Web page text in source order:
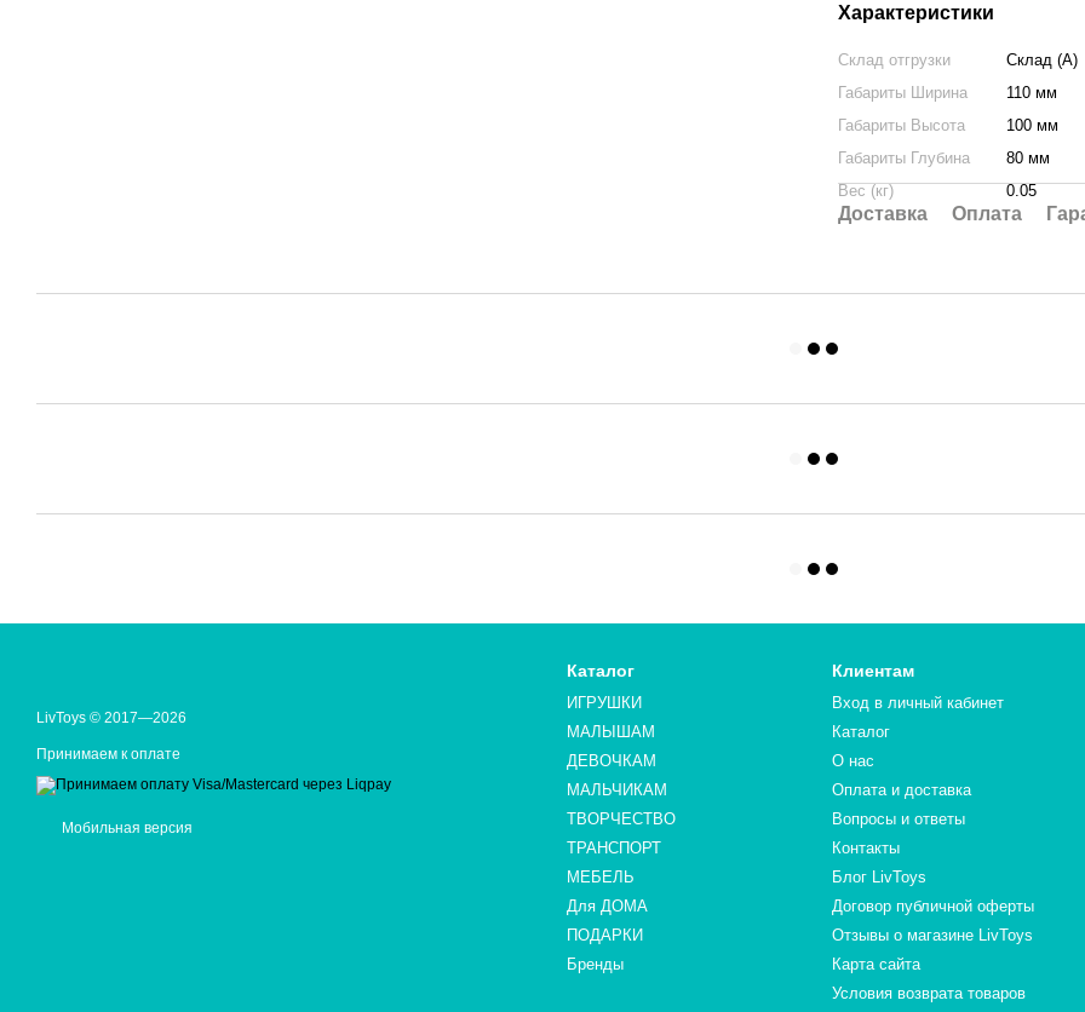
Характеристики
Склад отгрузки
Склад (А)
Габариты Ширина
110 мм
Габариты Высота
100 мм
Габариты Глубина
80 мм
Вес (кг)
0.05
Доставка Оплата
LivToys © 2017—2026
Принимаем к оплате
Мобильная версия
Каталог
ИГРУШКИ
МАЛЫШАМ
ДЕВОЧКАМ
МАЛЬЧИКАМ
ТВОРЧЕСТВО
ТРАНСПОРТ
МЕБЕЛЬ
Для ДОМА
ПОДАРКИ
Бренды
Клиентам
Вход в личный кабинет
Каталог
О нас
Оплата и доставка
Вопросы и ответы
Контакты
Блог LivToys
​​​​​​​Договор публичной оферты
Отзывы о магазине LivToys
Карта сайта
Условия возврата товаров